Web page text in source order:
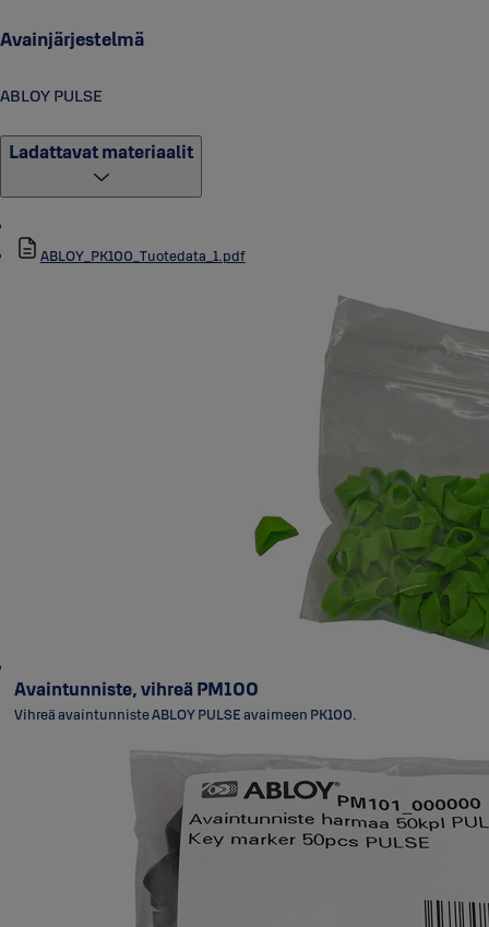
Avainjärjestelmä
ABLOY PULSE
Ladattavat materiaalit
ABLOY_PK100_Tuotedata_1.pdf
Avaintunniste, vihreä PM100
Vihreä avaintunniste ABLOY PULSE avaimeen PK100.